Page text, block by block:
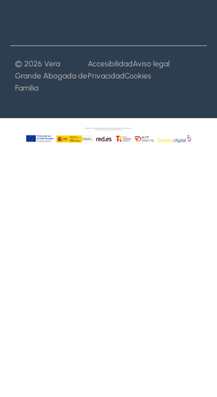
© 2026 Vera
Grande Abogada de
Familia
AccesibilidadAviso legal
PrivacidadCookies